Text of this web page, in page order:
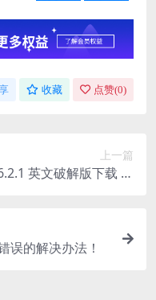
收藏 点赞(0)
上一篇
英文破解版下载 延
误的解决办法！